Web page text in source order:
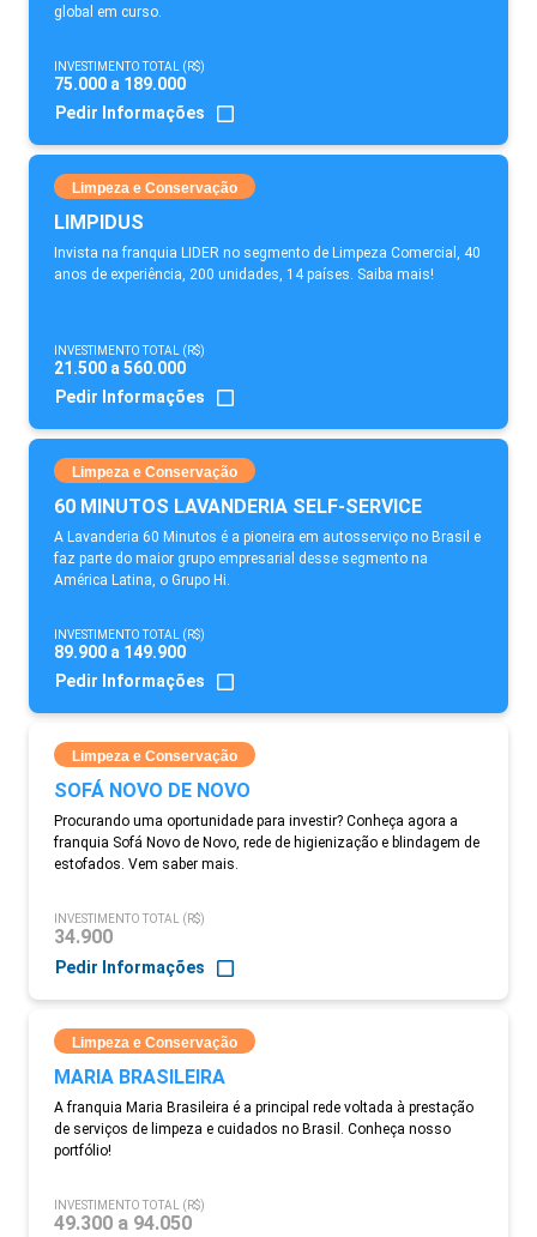
global em curso.
INVESTIMENTO TOTAL (R$)
75.000 a 189.000
Pedir Informações
Limpeza e Conservação
LIMPIDUS
Invista na franquia LIDER no segmento de Limpeza Comercial, 40
anos de experiência, 200 unidades, 14 países. Saiba mais!
INVESTIMENTO TOTAL (R$)
21.500 a 560.000
Pedir Informações
Limpeza e Conservação
60 MINUTOS LAVANDERIA SELF-SERVICE
A Lavanderia 60 Minutos é a pioneira em autosserviço no Brasil e
faz parte do maior grupo empresarial desse segmento na
América Latina, o Grupo Hi.
INVESTIMENTO TOTAL (R$)
89.900 a 149.900
Pedir Informações
Limpeza e Conservação
SOFÁ NOVO DE NOVO
Procurando uma oportunidade para investir? Conheça agora a
franquia Sofá Novo de Novo, rede de higienização e blindagem de
estofados. Vem saber mais.
INVESTIMENTO TOTAL (R$)
34.900
Pedir Informações
Limpeza e Conservação
MARIA BRASILEIRA
A franquia Maria Brasileira é a principal rede voltada à prestação
de serviços de limpeza e cuidados no Brasil. Conheça nosso
portfólio!
INVESTIMENTO TOTAL (R$)
49.300 a 94.050